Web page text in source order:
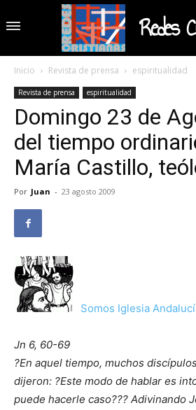
Redes
Inicio Revista de prensa espiritualidad
Revista de prensa espiritualidad
Domingo 23 de
del tiempo
María Castillo,
Por Juan - 23 agosto 2009
Somos Iglesia
Jn 6, 60-69
?En aquel tiempo, muchos
dijeron: ?Este modo de hablar es
puede hacerle caso??? Adivinando